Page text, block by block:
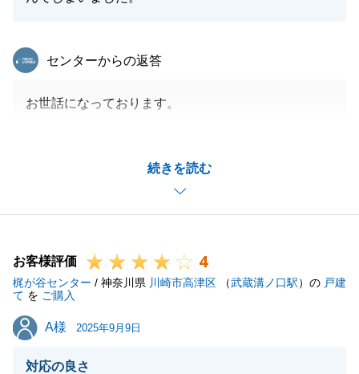
続きを読む
東急リバブル
センターからの返答
お世話になっております。
K様とは初めてご来店いただいてからご契約、お引渡
しまでとあっという間の期間でございましたが、各お
手続きを迅速に進めていただきましたおかげで無事に
新居で素敵な時間をお過ごしいただけるよう願ってお
ります。
今後とも、何卒宜しくお願いいたします。
お客様評価 4
梶が谷センター / 神奈川県 川崎市高津区 （武蔵溝ノ口駅）の 戸建
て を ご購入
A様
A様 2025年9月9日
対応の良さ